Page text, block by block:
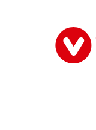
Finanzen